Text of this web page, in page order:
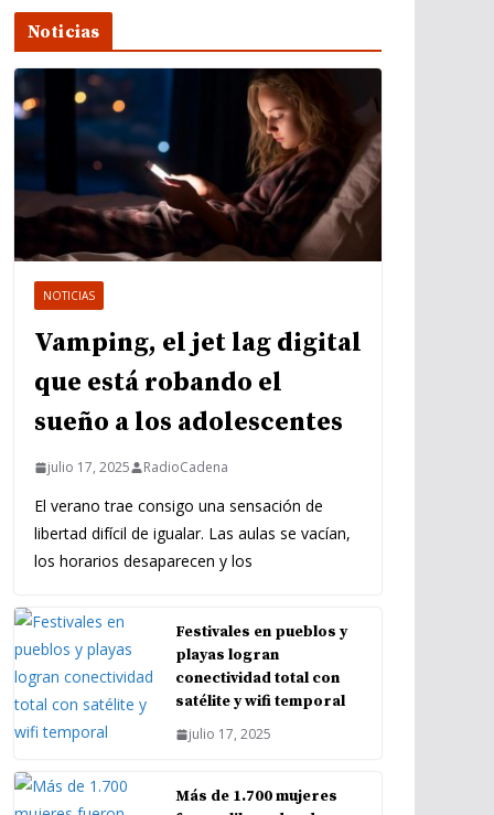
Noticias
NOTICIAS
Vamping, el jet lag digital
que está robando el
sueño a los adolescentes
julio 17, 2025 RadioCadena
El verano trae consigo una sensación de
libertad difícil de igualar. Las aulas se vacían,
los horarios desaparecen y los
Festivales en pueblos y
playas logran
conectividad total con
satélite y wifi temporal
julio 17, 2025
Más de 1.700 mujeres